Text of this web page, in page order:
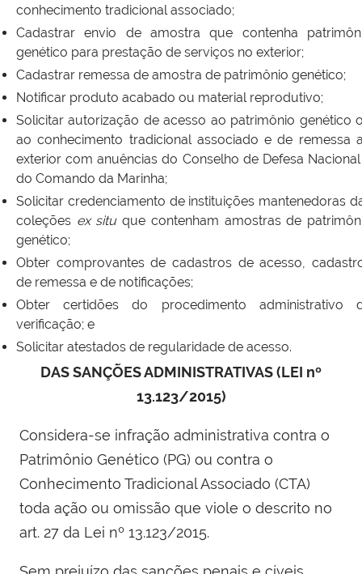
conhecimento tradicional associado;
Cadastrar envio de amostra que contenha
genético para prestação de serviços no exterior;
Cadastrar remessa de amostra de patrimônio genético;
Notificar produto acabado ou material reprodutivo;
Solicitar autorização de acesso ao patrimônio genético
ao conhecimento tradicional associado e de remessa
exterior com anuências do Conselho de Defesa
do Comando da Marinha;
Solicitar credenciamento de instituições mantenedoras
coleções ex situque contenham amostras de
genético;
Obter comprovantes de cadastros de acesso,
de remessa e de notificações;
Obter certidões do procedimento administrativo
verificação; e
Solicitar atestados de regularidade de acesso.
DAS SANÇÕES ADMINISTRATIVAS (LEI nº
13.123/2015)
Considera-se infração administrativa contra o
Patrimônio Genético (PG) ou contra o
Conhecimento Tradicional Associado (CTA)
toda ação ou omissão que viole o descrito no
art. 27 da Lei nº 13.123/2015.